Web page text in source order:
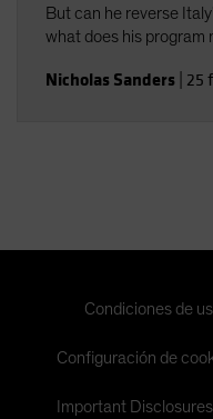
But can he reverse
what does his program
Nicholas Sanders 25
Condiciones de
Configuración de
Important Disclosures